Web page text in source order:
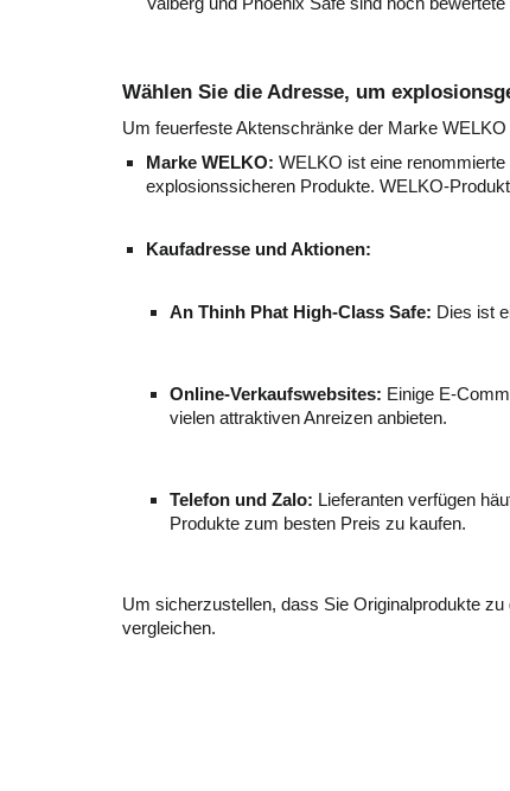
Wählen Sie die Adresse, um
Um feuerfeste Aktenschränke der Marke
Marke WELKO: WELKO ist eine
explosionssicheren Produkte. WELKO-
Kaufadresse und Aktionen:
An Thinh Phat High-Class Safe: Dies ist
Online-Verkaufswebsites: Einige E-
vielen attraktiven Anreizen anbieten.
Telefon und Zalo: Lieferanten verfügen
Produkte zum besten Preis zu kaufen.
Um sicherzustellen, dass Sie Originalprodukte
vergleichen.